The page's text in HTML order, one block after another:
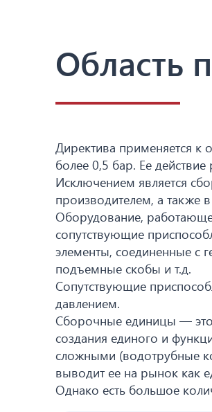
Область
Директива применяется
более 0,5 бар. Ее
Исключением является
производителем, а также
Оборудование,
сопутствующие
элементы, соединенные с
подъемные скобы и т.д.
Сопутствующие
давлением.
Сборочные единицы — это
создания единого и
сложными (водотрубные
выводит ее на рынок как
Однако есть большое